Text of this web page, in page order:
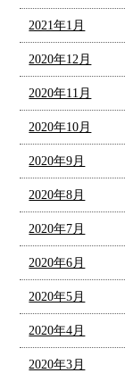
2021年1月
2020年12月
2020年11月
2020年10月
2020年9月
2020年8月
2020年7月
2020年6月
2020年5月
2020年4月
2020年3月